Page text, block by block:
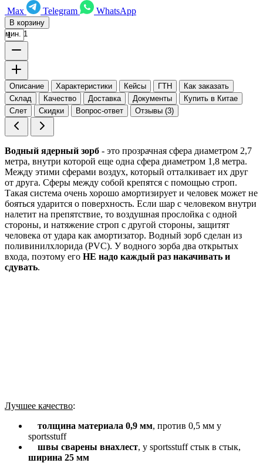
Max
Telegram WhatsApp
В корзину
мин. 1
Описание Характеристики Кейсы ГТН
Как заказать
Склад
Качество Доставка Документы
Купить в Китае
Слет
Скидки Вопрос-ответ Отзывы (3)
Водный ядерный зорб - это прозрачная сфера диаметром 2,7
метра, внутри которой еще одна сфера диаметром 1,8 метра.
Между этими сферами воздух, который отталкивает их друг
от друга. Сферы между собой крепятся с помощью строп.
Такая система очень хорошо амортизирует и человек может не
бояться ударится о поверхность. Если шар с человеком внутри
налетит на препятствие, то воздушная прослойка с одной
стороны, и натяжение строп с другой стороны, защитят
человека от удара как амортизатор. Водный зорб сделан из
поливинилхлорида (PVC). У водного зорба два открытых
входа, поэтому его НЕ надо каждый раз накачивать и
сдувать.
Лучшее качество:
толщина материала 0,9 мм, против 0,5 мм у
sportsstuff
швы сварены внахлест, у sportsstuff стык в стык,
ширина 25 мм